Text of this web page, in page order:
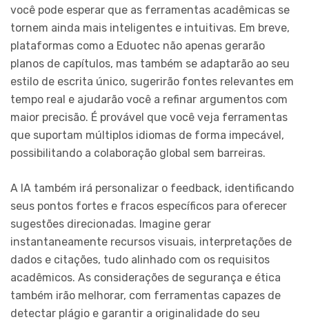
você pode esperar que as ferramentas acadêmicas se
tornem ainda mais inteligentes e intuitivas. Em breve,
plataformas como a Eduotec não apenas gerarão
planos de capítulos, mas também se adaptarão ao seu
estilo de escrita único, sugerirão fontes relevantes em
tempo real e ajudarão você a refinar argumentos com
maior precisão. É provável que você veja ferramentas
que suportam múltiplos idiomas de forma impecável,
possibilitando a colaboração global sem barreiras.
A IA também irá personalizar o feedback, identificando
seus pontos fortes e fracos específicos para oferecer
sugestões direcionadas. Imagine gerar
instantaneamente recursos visuais, interpretações de
dados e citações, tudo alinhado com os requisitos
acadêmicos. As considerações de segurança e ética
também irão melhorar, com ferramentas capazes de
detectar plágio e garantir a originalidade do seu